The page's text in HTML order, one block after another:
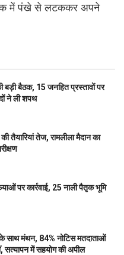
में पंखे से लटककर अपने
बड़ी बैठक, 15 जनहित प्रस्तावों पर
ने ली शपथ
तैयारियां तेज, रामलीला मैदान का
पर कार्रवाई, 25 नाली पैतृक भूमि
साथ मंथन, 84% नोटिस मतदाताओं
सत्यापन में सहयोग की अपील